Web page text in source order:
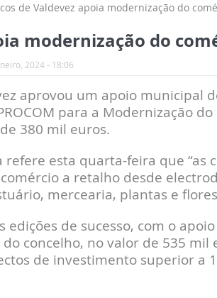
modernização do
2024 - 18:06
aprovou um apoio municipal
para a Modernização
380 mil euros.
esta quarta-feira que “as
a retalho desde
mercearia, plantas e
edições de sucesso, com o
concelho, no valor de 535 mil
de investimento superior a